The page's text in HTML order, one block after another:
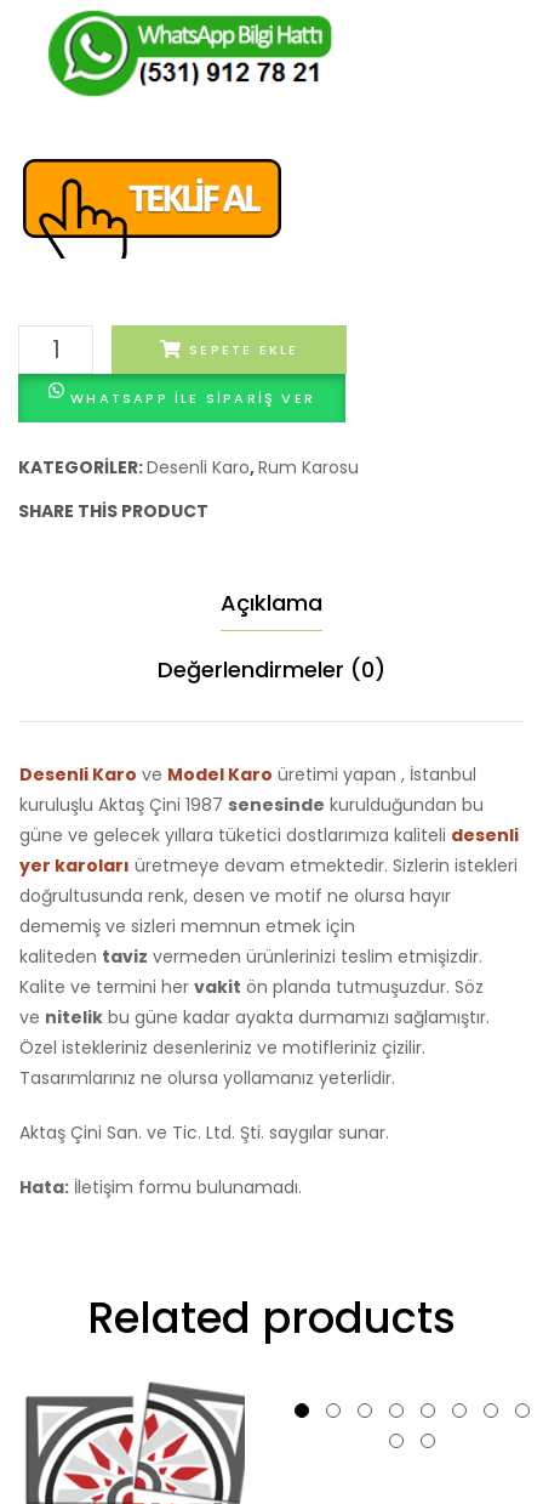
Desenli
Karo
İhsan
SEPETE EKLE
WHATSAPP ILE SIPARIŞ VER
KATEGORILER:Desenli Karo,Rum Karosu
SHARE THIS PRODUCT
Açıklama
Değerlendirmeler (0)
Desenli Karo ve Model Karo üretimi yapan , İstanbul
kuruluşlu Aktaş Çini 1987 senesinde kurulduğundan bu
güne ve gelecek yıllara tüketici dostlarımıza kaliteli desenli
yer karoları üretmeye devam etmektedir. Sizlerin istekleri
doğrultusunda renk, desen ve motif ne olursa hayır
dememiş ve sizleri memnun etmek için
kaliteden taviz vermeden ürünlerinizi teslim etmişizdir.
Kalite ve termini her vakit ön planda tutmuşuzdur. Söz
ve nitelik bu güne kadar ayakta durmamızı sağlamıştır.
Özel istekleriniz desenleriniz ve motifleriniz çizilir.
Tasarımlarınız ne olursa yollamanız yeterlidir.
Aktaş Çini San. ve Tic. Ltd. Şti. saygılar sunar.
Hata: İletişim formu bulunamadı.
Related products